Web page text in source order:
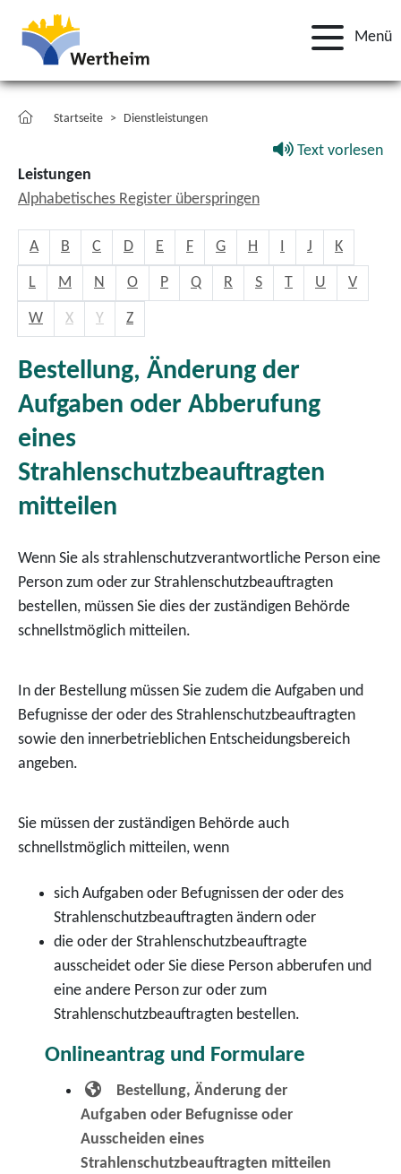
Menü
Startseite Dienstleistungen
Text vorlesen
Leistungen
Alphabetisches Register überspringen
A B C D E F G H I J K
L M N O P Q R S T U V
W X Y Z
Bestellung, Änderung der
Aufgaben oder Abberufung
eines
Strahlenschutzbeauftragten
mitteilen
Wenn Sie als strahlenschutzverantwortliche Person eine
Person zum oder zur Strahlenschutzbeauftragten
bestellen, müssen Sie dies der zuständigen Behörde
schnellstmöglich mitteilen.
In der Bestellung müssen Sie zudem die Aufgaben und
Befugnisse der oder des Strahlenschutzbeauftragten
sowie den innerbetrieblichen Entscheidungsbereich
angeben.
Sie müssen der zuständigen Behörde auch
schnellstmöglich mitteilen, wenn
sich Aufgaben oder Befugnissen der oder des
Strahlenschutzbeauftragten ändern oder
die oder der Strahlenschutzbeauftragte
ausscheidet oder Sie diese Person abberufen und
eine andere Person zur oder zum
Strahlenschutzbeauftragten bestellen.
Onlineantrag und Formulare
Bestellung, Änderung der
Aufgaben oder Befugnisse oder
Ausscheiden eines
Strahlenschutzbeauftragten mitteilen